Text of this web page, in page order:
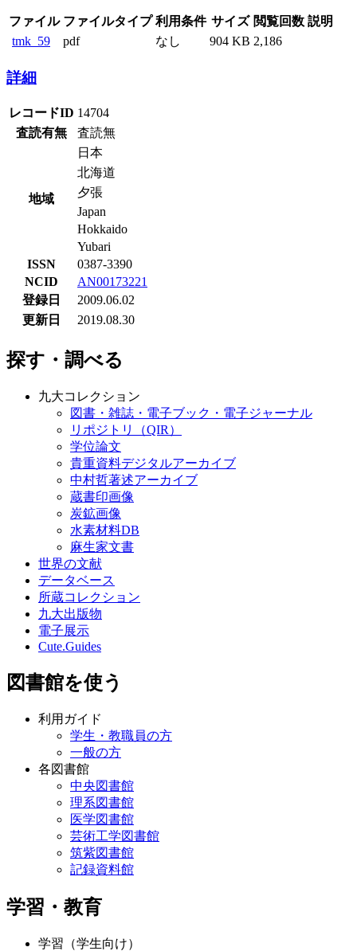
ファイル ファイルタイプ 利用条件 サイズ 閲覧回数 説明
tmk_59
pdf なし 904 KB 2,186
詳細
レコードID 14704
査読有無
査読無
地域
日本
北海道
夕張
Japan
Hokkaido
Yubari
ISSN
0387-3390
NCID
AN00173221
登録日
2009.06.02
更新日
2019.08.30
探す・調べる
九大コレクション
図書・雑誌・電子ブック・電子ジャーナル
リポジトリ（QIR）
学位論文
貴重資料デジタルアーカイブ
中村哲著述アーカイブ
蔵書印画像
炭鉱画像
水素材料DB
麻生家文書
世界の文献
データベース
所蔵コレクション
九大出版物
電子展示
Cute.Guides
図書館を使う
利用ガイド
学生・教職員の方
一般の方
各図書館
中央図書館
理系図書館
医学図書館
芸術工学図書館
筑紫図書館
記録資料館
学習・教育
学習（学生向け）